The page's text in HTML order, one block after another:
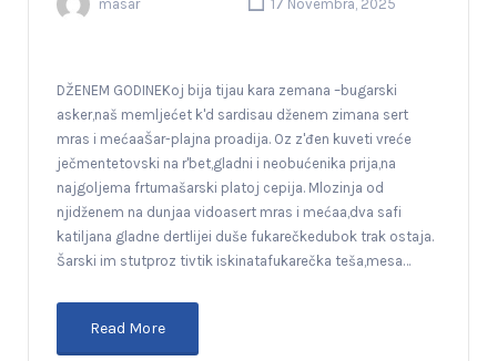
masar 17 Novembra, 2025
DŽENEM GODINEKoj bija tijau kara zemana –bugarski
asker,naš memljećet k'd sardisau dženem zimana sert
mras i mećaaŠar-plajna proadija. Oz z'đen kuveti vreće
ječmentetovski na r'bet,gladni i neobućenika prija,na
najgoljema frtumašarski platoj cepija. Mlozinja od
njidženem na dunjaa vidoasert mras i mećaa,dva safi
katiljana gladne dertlijei duše fukarečkedubok trak ostaja.
Šarski im stutproz tivtik iskinatafukarečka teša,mesa…
Read More